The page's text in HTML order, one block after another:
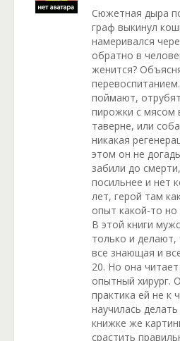
Сюжетная дыра
граф выкинул
намеривался
обратно в
женится?
поймают,
пирожки с мясом
таверне, или
никакая
этом он не
забили до
посильнее и нет
лет, герой там
опыт какой-то
В этой книги
только и делают,
все знающая и
20. Но она
опытный хирург.
практика ей не к
научилась
книжке же
срастить